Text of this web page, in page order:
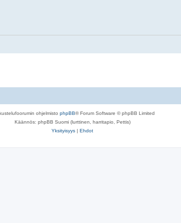
ohjelmisto phpBB® Forum Software © phpBB Limited
Käännös: phpBB Suomi (lurttinen, harritapio, Pettis)
Yksityisyys | Ehdot